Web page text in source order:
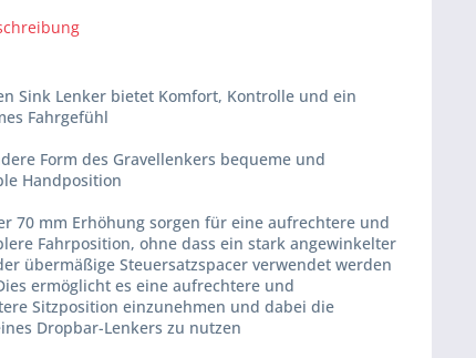
Sink Lenker bietet Komfort, Kontrolle und ein
Fahrgefühl
Form des Gravellenkers bequeme und
Handposition
70 mm Erhöhung sorgen für eine aufrechtere und
Fahrposition, ohne dass ein stark angewinkelter
übermäßige Steuersatzspacer verwendet werden
ermöglicht es eine aufrechtere und
Sitzposition einzunehmen und dabei die
Dropbar-Lenkers zu nutzen